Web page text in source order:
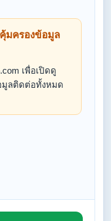
มครองข้อมูล
เพื่อเปิดดู
มูลติดต่อทั้งหมด